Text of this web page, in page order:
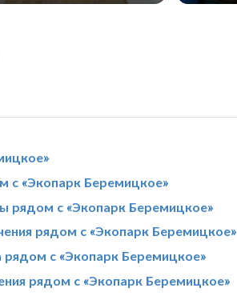
с «Экопарк Беремицкое»
рядом с «Экопарк Беремицкое»
рядом с «Экопарк Беремицкое»
рядом с «Экопарк Беремицкое»
рядом с «Экопарк Беремицкое»